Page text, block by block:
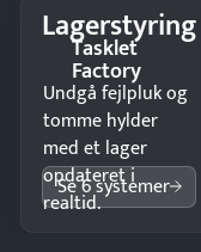
Lagerstyring
Tasklet
Factory
Undgå fejlpluk og
tomme hylder
med et lager
opdateret i
realtid.
Se 6 systemer